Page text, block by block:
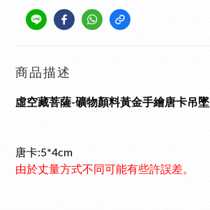
商品描述
虛空藏菩薩-礦物顏料黃金手繪唐卡吊墜
唐卡:5*4cm
由於丈量方式不同可能有些許誤差。